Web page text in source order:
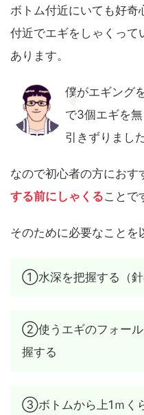
ボトム付近にいても好奇
付近でエギをしゃくって
あります。
僕がエギング
で3個エギを
引きずりまし
なので初心者の方におす
する前にしゃくることで
そのために必要なことを
①水深を把握する（針
②使うエギのフォール
握する
③ボトムから上1ｍく